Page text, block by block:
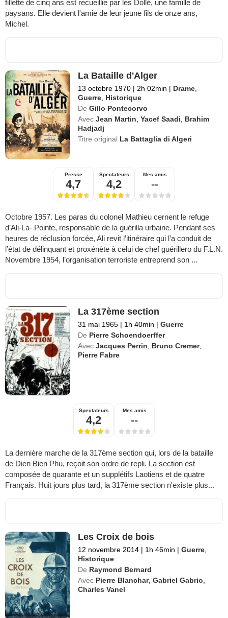
fillette de cinq ans est recueillie par les Dollé, une famille de
paysans. Elle devient l'amie de leur jeune fils de onze ans,
Michel.
La Bataille d'Alger
13 octobre 1970 | 2h 02min | Drame
Guerre Historique
De Gillo Pontecorvo
Avec Jean Martin ,Yacef Saadi
Brahim
Hadjadj
Titre original La Battaglia di Algeri
Presse
4,7
Spectateurs
4,2
Mes amis
--
Octobre 1957. Les paras du colonel Mathieu cernent le refuge
d’Ali-La- Pointe, responsable de la guérilla urbaine. Pendant ses
heures de réclusion forcée, Ali revit l’itinéraire qui l’a conduit de
l’état de délinquant et proxénète à celui de chef guérillero du F.L.N.
Novembre 1954, l’organisation terroriste entreprend son ...
La 317ème section
31 mai 1965 | 1h 40min | Guerre
De Pierre Schoendoerffer
Avec Jacques Perrin Bruno Cremer,
Pierre Fabre
Spectateurs
4,2
Mes amis
--
La dernière marche de la 317ème section qui, lors de la bataille
de Dien Bien Phu, reçoit son ordre de repli. La section est
composée de quarante et un supplétifs Laotiens et de quatre
Français. Huit jours plus tard, la 317ème section n'existe plus...
Les Croix de bois
12 novembre 2014 | 1h 46min | Guerre
Historique
De Raymond Bernard
Avec Pierre Blanchar,Gabriel Gabrio
Charles Vanel